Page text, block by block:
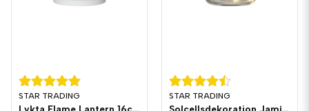
STAR TRADING
Lykta Flame Lantern 16cm Vit
STAR TRADING